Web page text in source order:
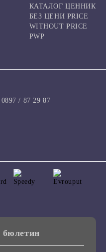
КАТАЛОГ ЦЕННИК
БЕЗ ЦЕНИ PRICE
WITHOUT PRICE
PWP
/ 87 29 87
бюлетин